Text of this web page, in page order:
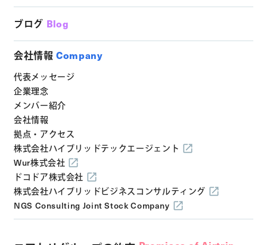
ブログ Blog
会社情報 Company
代表メッセージ
企業理念
メンバー紹介
会社情報
拠点・アクセス
株式会社ハイブリッドテックエージェント
Wur株式会社
ドコドア株式会社
株式会社ハイブリッドビジネスコンサルティング
NGS Consulting Joint Stock Company